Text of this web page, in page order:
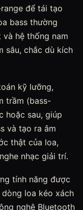
để tái tạo
bass thường
hệ thống nam
sâu, chắc dù kích
kỹ lưỡng,
trầm (bass-
hoặc sau, giúp
và tạo ra âm
thật của loa,
nhạc giải trí.
tính năng được
loa kéo xách
nghệ Bluetooth